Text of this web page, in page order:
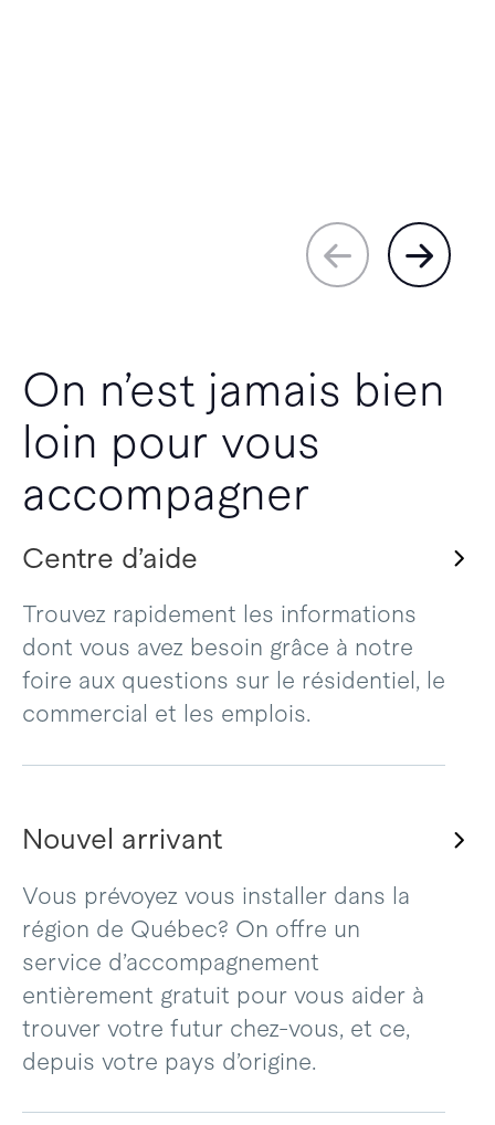
On n’est jamais bien
loin pour vous
accompagner
Centre d’aide
Trouvez rapidement les informations
dont vous avez besoin grâce à notre
foire aux questions sur le résidentiel, le
commercial et les emplois.
Nouvel arrivant
Vous prévoyez vous installer dans la
région de Québec? On offre un
service d’accompagnement
entièrement gratuit pour vous aider à
trouver votre futur chez-vous, et ce,
depuis votre pays d’origine.